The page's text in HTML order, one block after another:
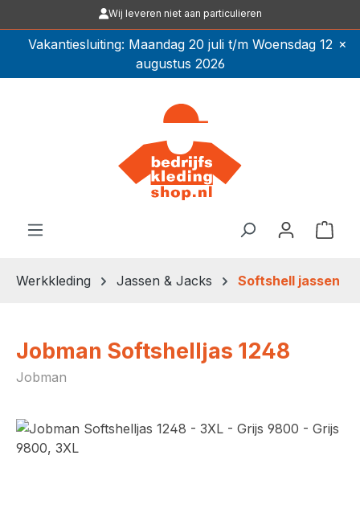
Ga naar de hoofdinhoudWij leveren niet aan particulieren
Vakantiesluiting: Maandag 20 juli t/m Woensdag 12
augustus 2026
×
Werkkleding Jassen & Jacks Softshell jassen
Jobman Softshelljas 1248
Jobman
Afbeeldingengalerij overslaan